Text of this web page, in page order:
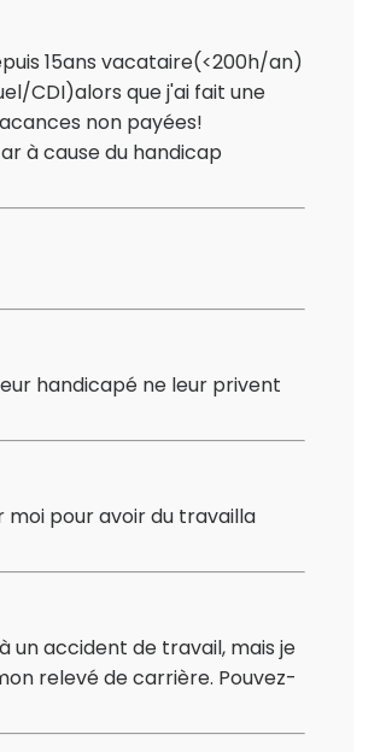
15ans vacataire(<200h/an)
CDI)alors que j'ai fait une
non payées!
à cause du handicap
handicapé ne leur privent
moi pour avoir du travailla
un accident de travail, mais je
relevé de carrière. Pouvez-